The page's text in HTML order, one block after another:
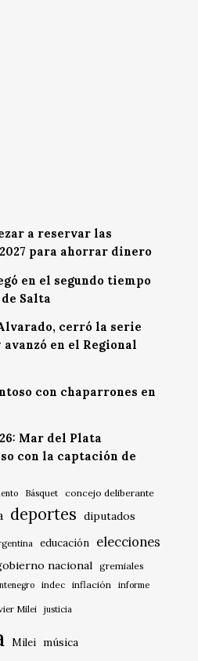
a reservar las
para ahorrar dinero
en el segundo tiempo
Salta
cerró la serie
avanzó en el Regional
con chaparrones en
Mar del Plata
con la captación de
Básquet concejo deliberante
deportes diputados
educación elecciones
nacional gremiales
indec inflación informe
Milei justicia
Milei música